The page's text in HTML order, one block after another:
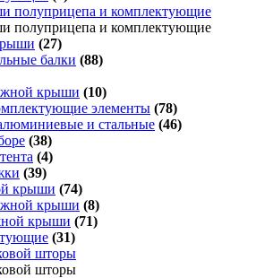
полуприцепа и комплектующие
полуприцепа и комплектующие
(27)
балки (88)
крыши (10)
элементы (78)
и стальные (46)
(38)
(4)
(39)
крыши (74)
крыши (8)
крыши (71)
(31)
шторы
шторы